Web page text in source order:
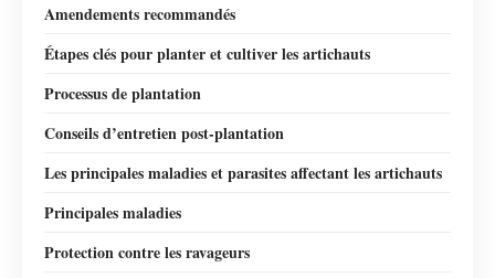
Amendements recommandés
Étapes clés pour planter et cultiver les artichauts
Processus de plantation
Conseils d’entretien post-plantation
Les principales maladies et parasites affectant les artichauts
Principales maladies
Protection contre les ravageurs